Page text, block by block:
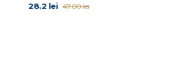
28.2 lei 47.00 lei